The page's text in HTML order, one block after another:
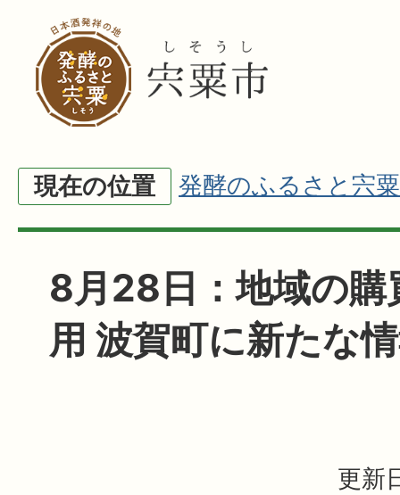
現在の位置 発酵のふるさと宍粟
8月28日：地域の購
用 波賀町に新たな
更新